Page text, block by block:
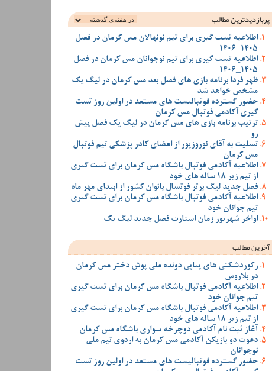
پربازدیدترین‌ مطالب
اطلاعیه تست گیری برای تیم نونهالان مس کرمان در فصل
1405-1406
اطلاعیه تست گیری برای تیم نوجوانان مس کرمان در فصل
1405_1406
ظهر فردا برنامه بازی های فصل بعد مس کرمان در لیگ یک
مشخص خواهد شد
حضور گسترده فوتبالیست های مستعد در اولین روز تست
گیری آکادمی فوتبال مس کرمان
ترتیب برنامه بازی های مس کرمان در لیگ یک فصل پیش
رو
تسلیت به آقای نوروزپور از اعضای کادر پزشکی تیم فوتبال
مس کرمان
اطلاعیه آکادمی فوتبال باشگاه مس کرمان برای تست گیری
از تیم زیر 18 ساله های خود
فصل جدید لیگ برتر فوتسال بانوان کشور از ابتدای مهر ماه
اطلاعیه آکادمی فوتبال باشگاه مس کرمان برای تست گیری
تیم جوانان خود
اواخر شهریور زمان استارت فصل جدید لیگ یک
آخرین مطالب
رکوردشکنی های پیاپی دونده ملی پوش دختر مس کرمان
در بلاروس
اطلاعیه آکادمی فوتبال باشگاه مس کرمان برای تست گیری
تیم جوانان خود
اطلاعیه آکادمی فوتبال باشگاه مس کرمان برای تست گیری
از تیم زیر 18 ساله های خود
آغاز ثبت نام آکادمی دوچرخه سواری باشگاه مس کرمان
دعوت دو بازیکن آکادمی مس کرمان به اردوی تیم ملی
نوجوانان
حضور گسترده فوتبالیست های مستعد در اولین روز تست